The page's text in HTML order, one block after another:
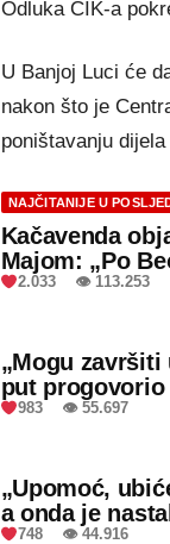
Odluka CIK-a
U Banjoj Luci će
nakon što je
poništavanju
NAJČITANIJE U
Kačavenda
Majom: „Po
2.033 👁 113.253
„Mogu
put progovorio
983 👁 55.697
„Upomoć,
a onda je
748 👁 44.916